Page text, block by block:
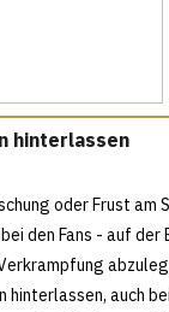
hinterlassen
oder Frust
den Fans - auf
hinterlassen, auch